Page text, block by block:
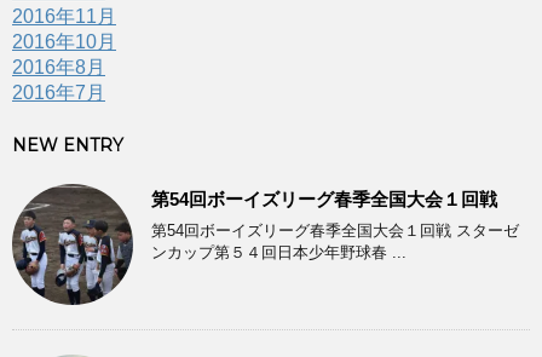
2016年11月
2016年10月
2016年8月
2016年7月
NEW ENTRY
第54回ボーイズリーグ春季全国大会１回戦
第54回ボーイズリーグ春季全国大会１回戦 スターゼ
ンカップ第５４回日本少年野球春 ...